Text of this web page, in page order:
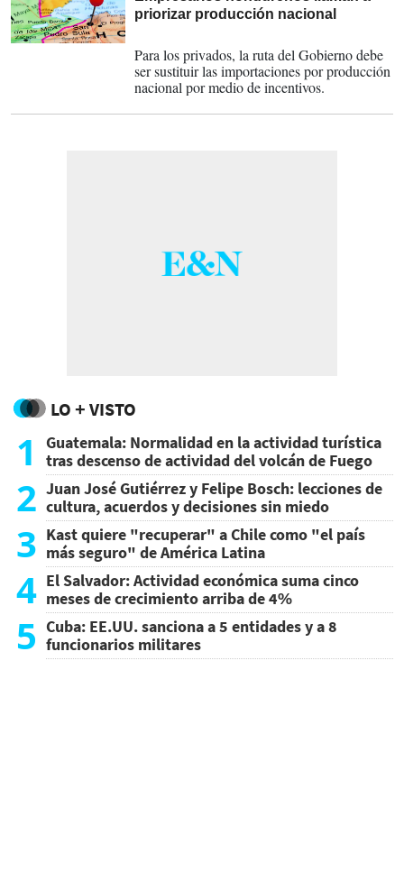
priorizar producción nacional
Para los privados, la ruta del Gobierno debe
ser sustituir las importaciones por producción
nacional por medio de incentivos.
LO + VISTO
1
Guatemala: Normalidad en la actividad turística
tras descenso de actividad del volcán de Fuego
2 Juan José Gutiérrez y Felipe Bosch: lecciones de
cultura, acuerdos y decisiones sin miedo
3 Kast quiere "recuperar" a Chile como "el país
más seguro" de América Latina
4 El Salvador: Actividad económica suma cinco
meses de crecimiento arriba de 4%
5 Cuba: EE.UU. sanciona a 5 entidades y a 8
funcionarios militares